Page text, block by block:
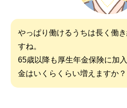
やっぱり働けるうちは長く働
すね。
65歳以降も厚生年金保険に加
金はいくらくらい増えますか？